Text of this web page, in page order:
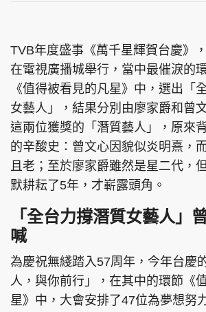
東周刊 cazbuyer
PCM 電腦廣場 星島頭條
頭條日報 星島環球
親子王 Oh!爸媽
TVB年度盛事《萬千星輝賀台慶》
在電視廣播城舉行，當中最催淚的
《值得被看見的凡星》中，選出「
女藝人」，結果分別由廖家爵和曾
這兩位獲獎的「潛質藝人」，原來
的辛酸史：曾文心因貌似炎明熹，
且老；至於廖家爵雖然是星二代，
默耕耘了5年，才嶄露頭角。
「全台力撐潛質女藝人」
喊
為慶祝無綫踏入57周年，今年台慶
人，與你前行」，在其中的環節《
星》中，大會安排了47位為夢想努